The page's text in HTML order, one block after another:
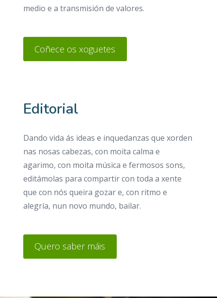
medio e a transmisión de valores.
Coñece os xoguetes
Editorial
Dando vida ás ideas e inquedanzas que xorden
nas nosas cabezas, con moita calma e
agarimo, con moita música e fermosos sons,
editámolas para compartir con toda a xente
que con nós queira gozar e, con ritmo e
alegría, nun novo mundo, bailar.
Quero saber máis